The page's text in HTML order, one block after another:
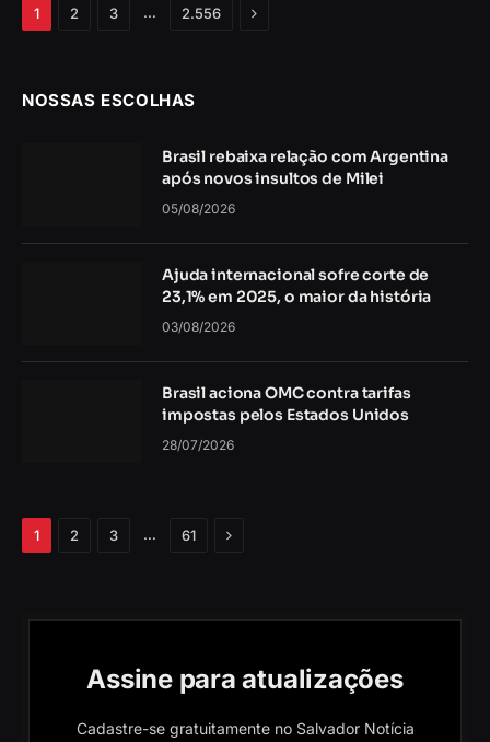
1 2 3 … 2.556 Próximo
NOSSAS ESCOLHAS
Brasil rebaixa relação com Argentina
após novos insultos de Milei
05/08/2026
Ajuda internacional sofre corte de
23,1% em 2025, o maior da história
03/08/2026
Brasil aciona OMC contra tarifas
impostas pelos Estados Unidos
28/07/2026
1 2 3 … 61 Próximo
Assine para atualizações
Cadastre-se gratuitamente no Salvador Notícia